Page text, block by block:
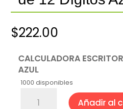
$222.00
CALCULADORA
AZUL
1000 disponibles
Añadir al